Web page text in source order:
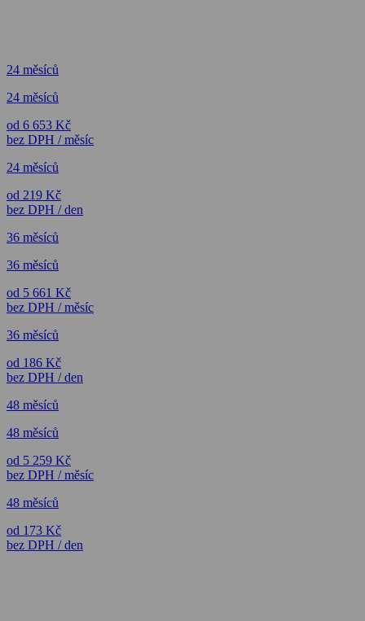
24 měsíců
24 měsíců
od 6 653 Kč
bez DPH / měsíc
24 měsíců
od 219 Kč
bez DPH / den
36 měsíců
36 měsíců
od 5 661 Kč
bez DPH / měsíc
36 měsíců
od 186 Kč
bez DPH / den
48 měsíců
48 měsíců
od 5 259 Kč
bez DPH / měsíc
48 měsíců
od 173 Kč
bez DPH / den